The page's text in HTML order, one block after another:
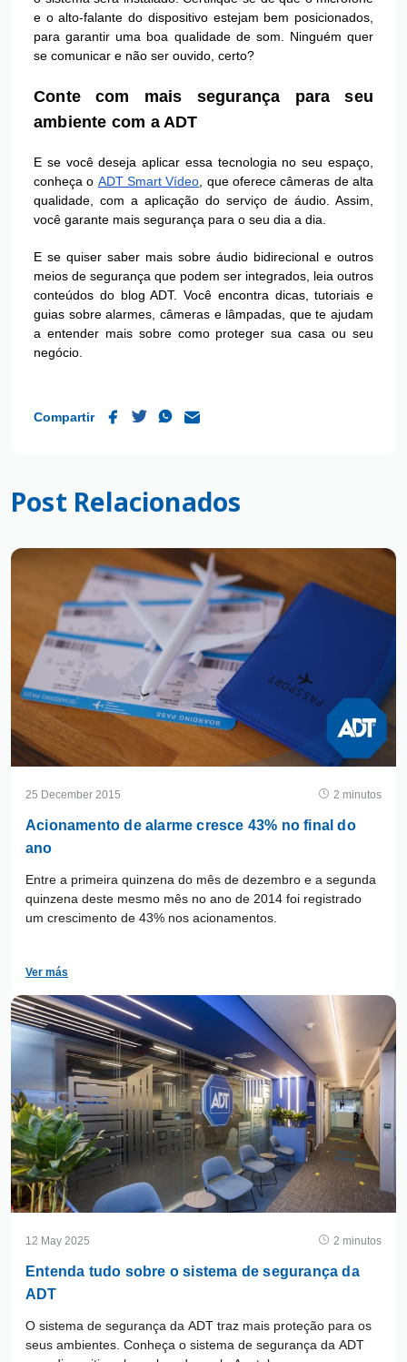
e o alto-falante do dispositivo estejam bem posicionados,
para garantir uma boa qualidade de som. Ninguém quer
se comunicar e não ser ouvido, certo?
Conte com mais segurança para seu
ambiente com a ADT
E se você deseja aplicar essa tecnologia no seu espaço,
conheça o ADT Smart Vídeo, que oferece câmeras de alta
qualidade, com a aplicação do serviço de áudio. Assim,
você garante mais segurança para o seu dia a dia.
E se quiser saber mais sobre áudio bidirecional e outros
meios de segurança que podem ser integrados, leia outros
conteúdos do blog ADT. Você encontra dicas, tutoriais e
guias sobre alarmes, câmeras e lâmpadas, que te ajudam
a entender mais sobre como proteger sua casa ou seu
negócio.
Compartir
Post Relacionados
25 December 2015 2 minutos
Acionamento de alarme cresce 43% no final do
ano
Entre a primeira quinzena do mês de dezembro e a segunda
quinzena deste mesmo mês no ano de 2014 foi registrado
um crescimento de 43% nos acionamentos.
Ver más
12 May 2025 2 minutos
Entenda tudo sobre o sistema de segurança da
ADT
O sistema de segurança da ADT traz mais proteção para os
seus ambientes. Conheça o sistema de segurança da ADT